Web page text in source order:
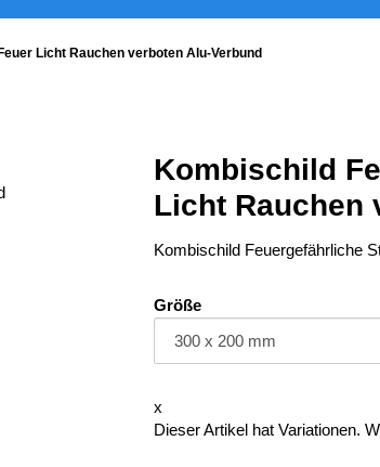
Licht Rauchen verboten Alu-Verbund
Kombischild
Licht Rauchen
Kombischild Feuergefährliche
Größe
x
Dieser Artikel hat Variationen.